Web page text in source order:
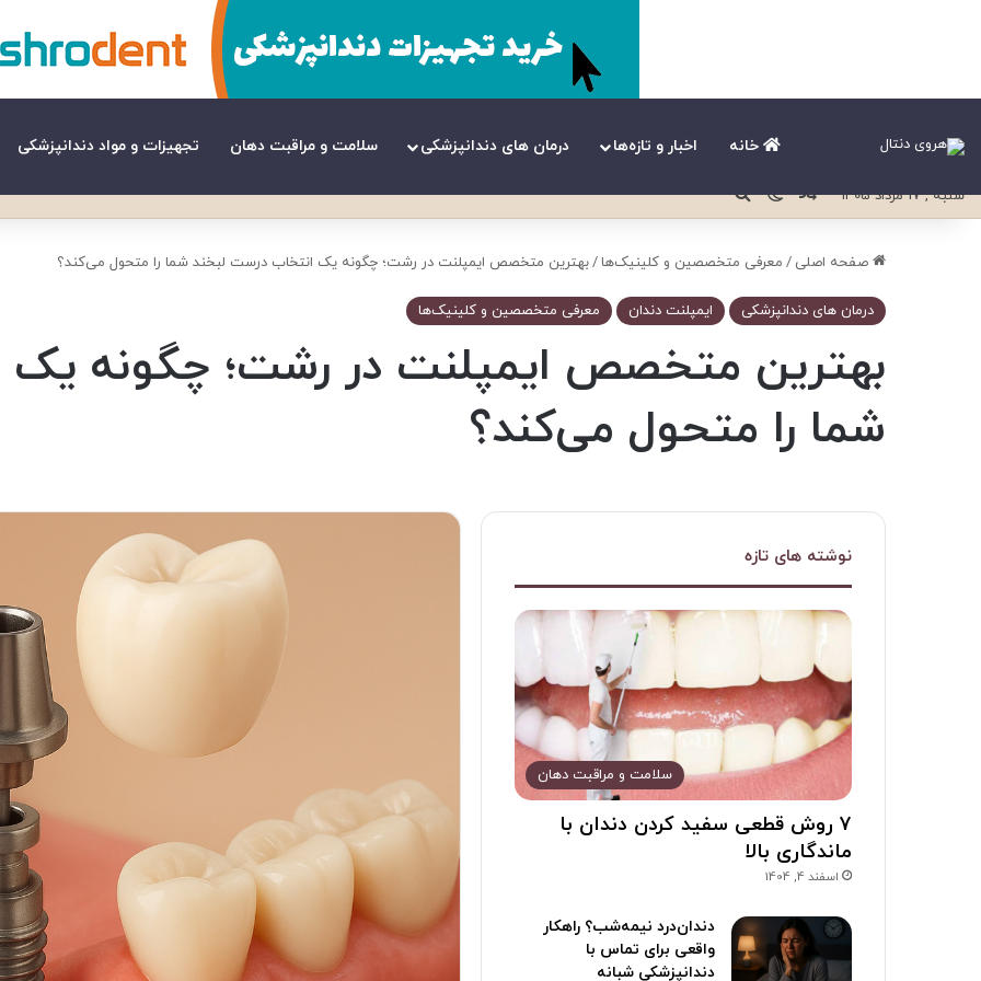
خانه اخبار و تازه‌ها درمان های دندانپزشکی سلامت و مراقبت دهان تجهیزات و مواد دندانپزشکی
شنبه , 17 مرداد 1405 نوشته تصادفی
تغییر پوسته
جستجو برای
صفحه اصلی / معرفی متخصصین و کلینیک‌ها /بهترین متخصص ایمپلنت در رشت؛ چگونه یک انتخاب درست لبخند شما را متحول می‌کند؟
درمان های دندانپزشکی ایمپلنت دندان معرفی متخصصین و کلینیک‌ها
بهترین متخصص ایمپلنت در رشت؛ چگونه یک
شما را متحول می‌کند؟
نوشته های تازه
سلامت و مراقبت دهان
۷ روش قطعی سفید کردن دندان با
ماندگاری بالا
اسفند 4, 1404
دندان‌درد نیمه‌شب؟ راهکار
واقعی برای تماس با
دندانپزشکی شبانه